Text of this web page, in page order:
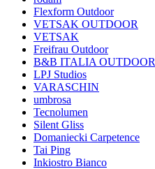
Flexform Outdoor
VETSAK OUTDOOR
VETSAK
Freifrau Outdoor
B&B ITALIA OUTDOOR
LPJ Studios
VARASCHIN
umbrosa
Tecnolumen
Silent Gliss
Domaniecki Carpetence
Tai Ping
Inkiostro Bianco